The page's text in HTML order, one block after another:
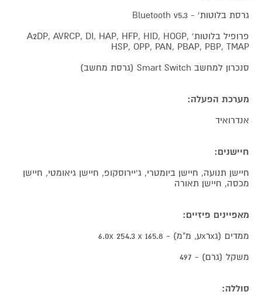
גרסת בלוטות' - Bluetooth v5.3
פרופיל בלוטות' A2DP, AVRCP, DI, HAP, HFP, HID, HOGP,
HSP, OPP, PAN, PBAP, PBP, TMAP
סנכרון למחשב Smart Switch (גרסת מחשב)
מערכת הפעלה:
אנדרואיד
חיישנים:
חיישן תנועה, חיישן ביומטרי, ג'יירוסקופ, חיישן גיאומטי, חיישן
מכסה, חיישן תאורה
מאפיינים פיזיים:
ממדים (גxרxע, מ"מ) - 6.0x 254.3 x 165.8‎
משקל (גרם) - 497
סוללה: